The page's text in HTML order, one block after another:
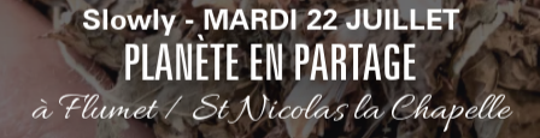
Slowly - MARDI 22 JUILLET
PLANÈTE EN PARTAGE
à Flumet / St Nicolas la Chapelle